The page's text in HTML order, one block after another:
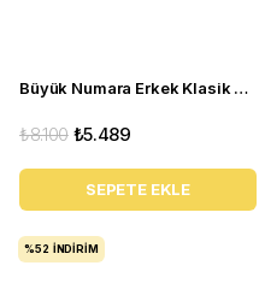
Büyük Numara Erkek Klasik Deri Açma Ayakkabı - YKP1088 Kahverengi
₺5.489
₺8.100
SEPETE EKLE
%52 İNDIRIM